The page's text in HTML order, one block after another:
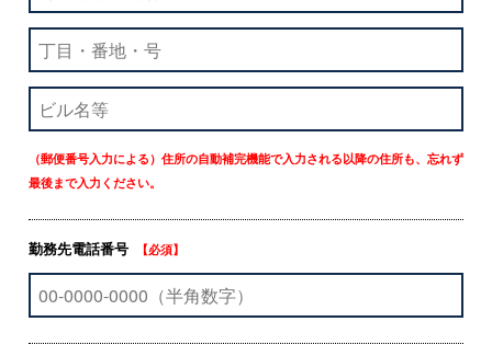
（郵便番号入力による）住所の自動補完機能で入力される以降の住所も、忘れず
最後まで入力ください。
勤務先電話番号 【必須】